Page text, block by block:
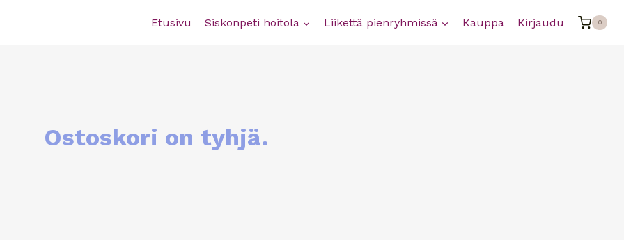
Etusivu Siskonpeti hoitola Liikettä pienryhmissä Kauppa Kirjaudu 0
Ostoskori on tyhjä.